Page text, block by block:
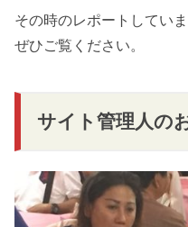
その時のレポートしてい
ぜひご覧ください。
サイト管理人の